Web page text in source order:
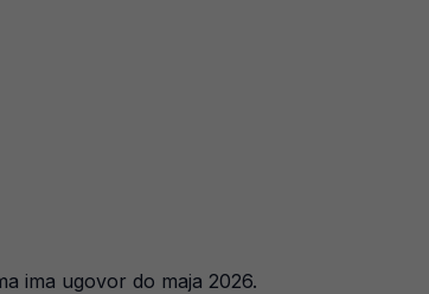
ima ugovor do maja 2026.